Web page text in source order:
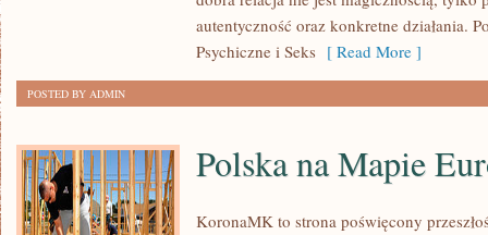
autentyczność oraz konkretne działania.
Psychiczne i Seks [ Read More ]
POSTED BY ADMIN
Polska na Mapie
KoronaMK to strona poświęcony